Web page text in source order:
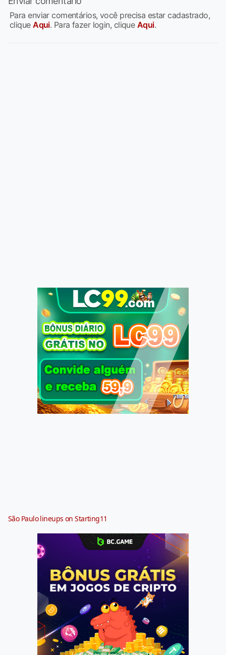
Para enviar comentários, você precisa estar cadastrado,
cliqueAqui. Para fazer login, clique Aqui.
São Paulo lineups on Starting11